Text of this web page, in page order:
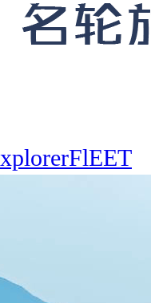
FlEET